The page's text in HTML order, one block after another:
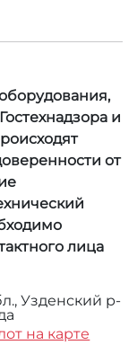
и
от
лица
Узденский р-
на карте